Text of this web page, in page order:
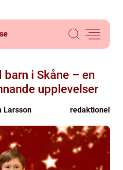
se
i Skåne – en
upplevelser
Larsson redaktionel